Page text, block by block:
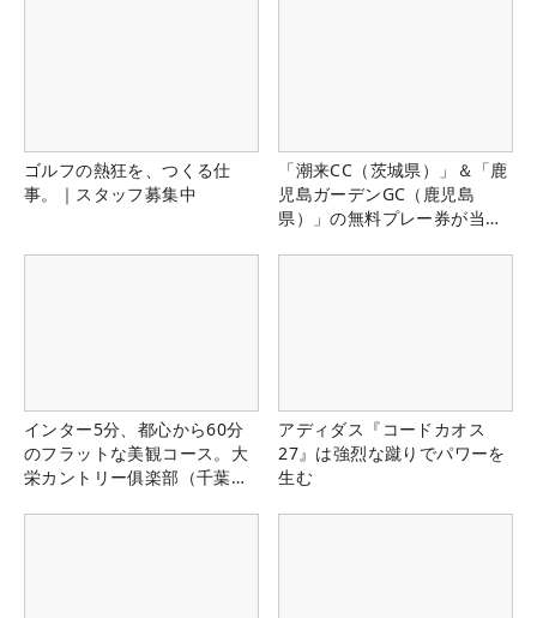
ゴルフの熱狂を、つくる仕
事。｜スタッフ募集中
「潮来CC（茨城県）」＆「鹿
児島ガーデンGC（鹿児島
県）」の無料プレー券が当た
インター5分、都心から60分
のフラットな美観コース。大
栄カントリー俱楽部（千葉
アディダス『コードカオス
27』は強烈な蹴りでパワーを
生む